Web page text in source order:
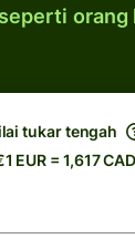
orang
tukar tengah
EUR = 1,617 CAD